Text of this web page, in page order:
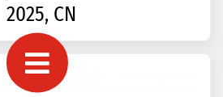
2025, CN